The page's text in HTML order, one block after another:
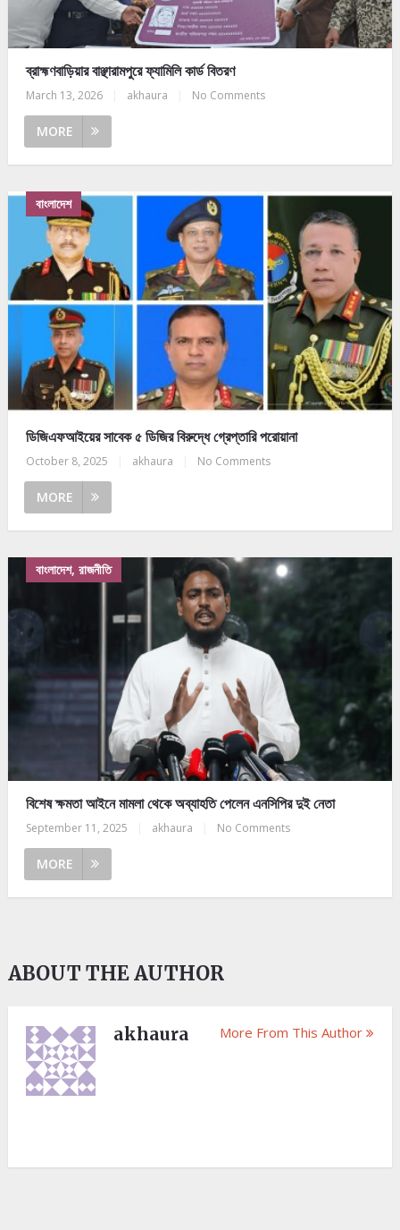
ব্রাহ্মণবাড়িয়ার বাঞ্ছারামপুরে ফ্যামিলি কার্ড বিতরণ
March 13, 2026 akhaura No Comments
MORE
বাংলাদেশ
ডিজিএফআইয়ের সাবেক ৫ ডিজির বিরুদ্ধে গ্রেপ্তারি পরোয়ানা
October 8, 2025 akhaura No Comments
MORE
বাংলাদেশ, রাজনীতি
বিশেষ ক্ষমতা আইনে মামলা থেকে অব্যাহতি পেলেন এনসিপির দুই নেতা
September 11, 2025 akhaura No Comments
MORE
ABOUT THE AUTHOR
akhaura More From This Author